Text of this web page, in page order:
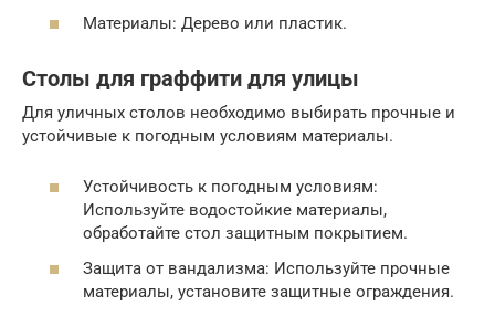
Материалы: Дерево или пластик.
Столы для граффити для улицы
Для уличных столов необходимо выбирать прочные и
устойчивые к погодным условиям материалы.
Устойчивость к погодным условиям:
Используйте водостойкие материалы,
обработайте стол защитным покрытием.
Защита от вандализма: Используйте прочные
материалы, установите защитные ограждения.